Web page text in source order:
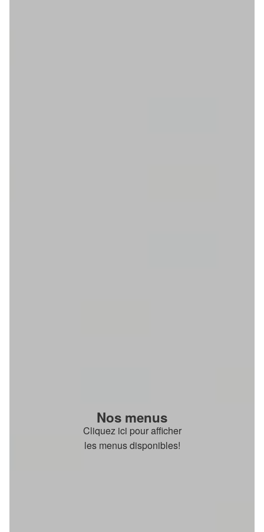
Nos menus
Cliquez ici pour afficher
les menus disponibles!